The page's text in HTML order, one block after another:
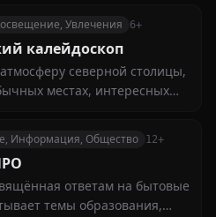
со свежей информацией,
наших корреспондентов и
Увлечения 6+
калейдоскоп
северной столицы,
местах, интересных
— это новые открытия,
и вдохновение для
Информация, Общество 12+
ответам на бытовые
темы образования,